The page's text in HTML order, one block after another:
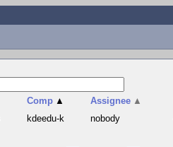
Comp ▲ Assignee ▲
kdeedu-k nobody